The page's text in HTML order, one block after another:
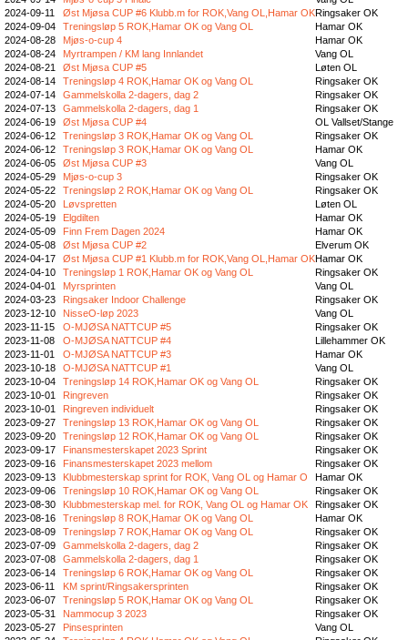
2024-09-11
Øst Mjøsa CUP #6 Klubb.m for ROK,Vang OL,Hamar OKRingsaker OK
2024-09-04
Treningsløp 5 ROK,Hamar OK og Vang OL
Hamar OK
2024-08-28
Mjøs-o-cup 4
Hamar OK
2024-08-24
Myrtrampen / KM lang Innlandet
Vang OL
2024-08-21
Øst Mjøsa CUP #5
Løten OL
2024-08-14
Treningsløp 4 ROK,Hamar OK og Vang OL
Ringsaker OK
2024-07-14
Gammelskolla 2-dagers, dag 2
Ringsaker OK
2024-07-13
Gammelskolla 2-dagers, dag 1
Ringsaker OK
2024-06-19
Øst Mjøsa CUP #4
OL Vallset/Stange
2024-06-12
Treningsløp 3 ROK,Hamar OK og Vang OL
Ringsaker OK
2024-06-12
Treningsløp 3 ROK,Hamar OK og Vang OL
Hamar OK
2024-06-05
Øst Mjøsa CUP #3
Vang OL
2024-05-29
Mjøs-o-cup 3
Ringsaker OK
2024-05-22
Treningsløp 2 ROK,Hamar OK og Vang OL
Ringsaker OK
2024-05-20
Løvspretten
Løten OL
2024-05-19
Elgdilten
Hamar OK
2024-05-09
Finn Frem Dagen 2024
Hamar OK
2024-05-08
Øst Mjøsa CUP #2
Elverum OK
2024-04-17
Øst Mjøsa CUP #1 Klubb.m for ROK,Vang OL,Hamar OKHamar OK
2024-04-10
Treningsløp 1 ROK,Hamar OK og Vang OL
Ringsaker OK
2024-04-01
Myrsprinten
Vang OL
2024-03-23
Ringsaker Indoor Challenge
Ringsaker OK
2023-12-10
NisseO-løp 2023
Vang OL
2023-11-15
O-MJØSA NATTCUP #5
Ringsaker OK
2023-11-08
O-MJØSA NATTCUP #4
Lillehammer OK
2023-11-01
O-MJØSA NATTCUP #3
Hamar OK
2023-10-18
O-MJØSA NATTCUP #1
Vang OL
2023-10-04
Treningsløp 14 ROK,Hamar OK og Vang OL
Ringsaker OK
2023-10-01
Ringreven
Ringsaker OK
2023-10-01
Ringreven individuelt
Ringsaker OK
2023-09-27
Treningsløp 13 ROK,Hamar OK og Vang OL
Ringsaker OK
2023-09-20
Treningsløp 12 ROK,Hamar OK og Vang OL
Ringsaker OK
2023-09-17
Finansmesterskapet 2023 Sprint
Ringsaker OK
2023-09-16
Finansmesterskapet 2023 mellom
Ringsaker OK
2023-09-13
Klubbmesterskap sprint for ROK, Vang OL og Hamar O
Hamar OK
2023-09-06
Treningsløp 10 ROK,Hamar OK og Vang OL
Ringsaker OK
2023-08-30
Klubbmesterskap mel. for ROK, Vang OL og Hamar OK
Ringsaker OK
2023-08-16
Treningsløp 8 ROK,Hamar OK og Vang OL
Hamar OK
2023-08-09
Treningsløp 7 ROK,Hamar OK og Vang OL
Ringsaker OK
2023-07-09
Gammelskolla 2-dagers, dag 2
Ringsaker OK
2023-07-08
Gammelskolla 2-dagers, dag 1
Ringsaker OK
2023-06-14
Treningsløp 6 ROK,Hamar OK og Vang OL
Ringsaker OK
2023-06-11
KM sprint/Ringsakersprinten
Ringsaker OK
2023-06-07
Treningsløp 5 ROK,Hamar OK og Vang OL
Ringsaker OK
2023-05-31
Nammocup 3 2023
Ringsaker OK
2023-05-27
Pinsesprinten
Vang OL